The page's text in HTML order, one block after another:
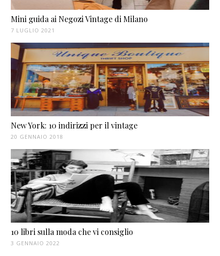
Mini guida ai Negozi Vintage di Milano
7 LUGLIO 2021
New York: 10 indirizzi per il vintage
20 GENNAIO 2018
10 libri sulla moda che vi consiglio
3 GENNAIO 2022